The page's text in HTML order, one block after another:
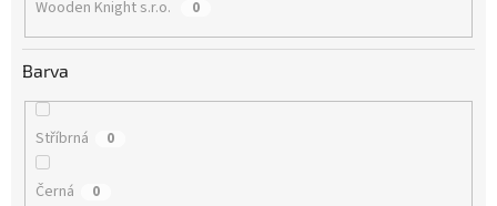
Wooden Knight s.r.o. 0
Barva
Stříbrná 0
Černá 0